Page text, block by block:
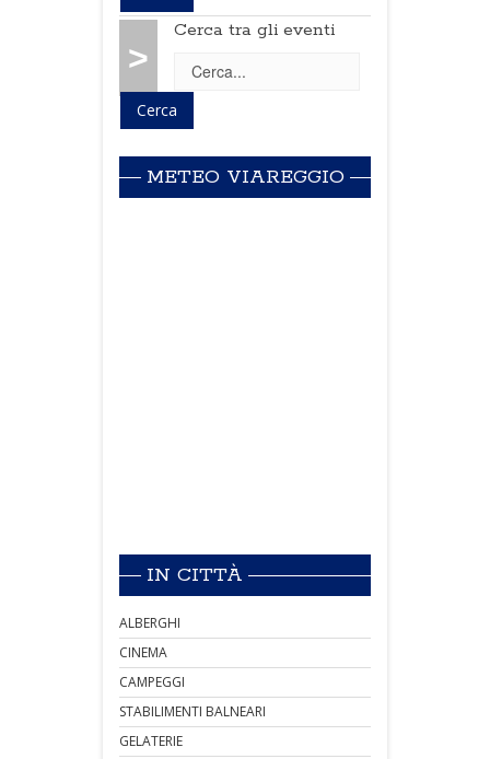
>
Cerca tra gli eventi
METEO VIAREGGIO
IN CITTÀ
ALBERGHI
CINEMA
CAMPEGGI
STABILIMENTI BALNEARI
GELATERIE